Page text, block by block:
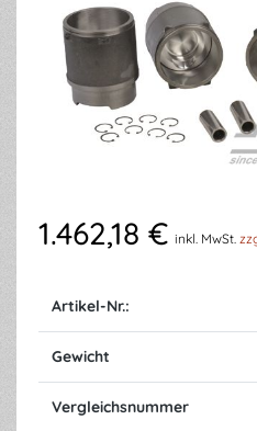
1.462,18 € inkl. MwSt.
Artikel-Nr.:
Gewicht
Vergleichsnummer